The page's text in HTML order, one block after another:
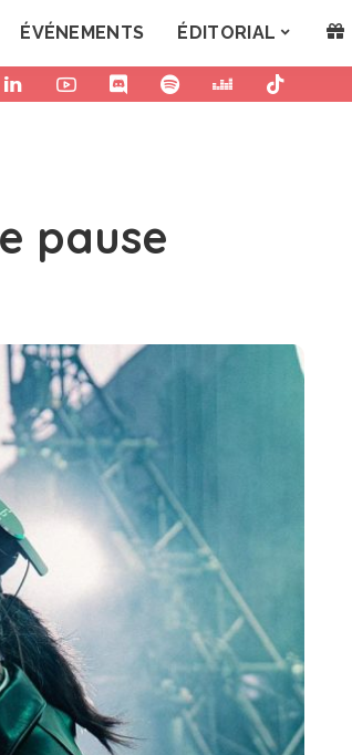
ÉVÉNEMENTS ÉDITORIAL
pause